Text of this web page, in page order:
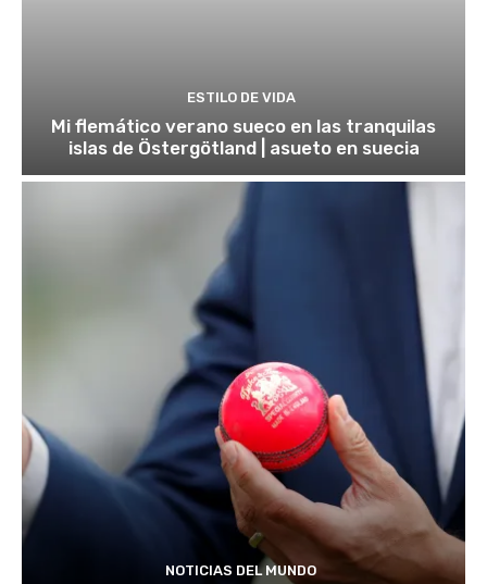
ESTILO DE VIDA
Mi flemático verano sueco en las tranquilas
islas de Östergötland | asueto en suecia
NOTICIAS DEL MUNDO